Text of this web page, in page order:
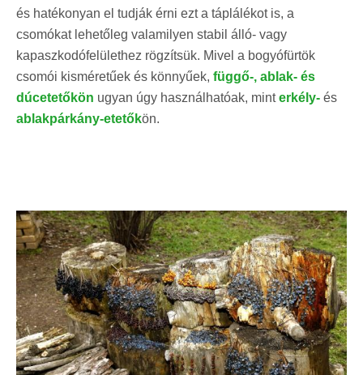
és hatékonyan el tudják érni ezt a táplálékot is, a
csomókat lehetőleg valamilyen stabil álló- vagy
kapaszkodófelülethez rögzítsük. Mivel a bogyófürtök
csomói kisméretűek és könnyűek, függő-, ablak- és
dúcetetőkön ugyan úgy használhatóak, minterkély- és
ablakpárkány-etetőkön.